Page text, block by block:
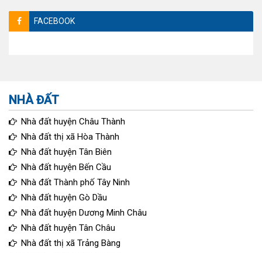
FACEBOOK
NHÀ ĐẤT
Nhà đất huyện Châu Thành
Nhà đất thị xã Hòa Thành
Nhà đất huyện Tân Biên
Nhà đất huyện Bến Cầu
Nhà đất Thành phố Tây Ninh
Nhà đất huyện Gò Dầu
Nhà đất huyện Dương Minh Châu
Nhà đất huyện Tân Châu
Nhà đất thị xã Trảng Bàng